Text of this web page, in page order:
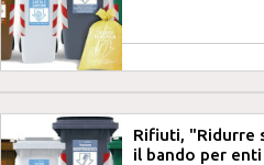
Rifiuti, "Ridurre
il bando per